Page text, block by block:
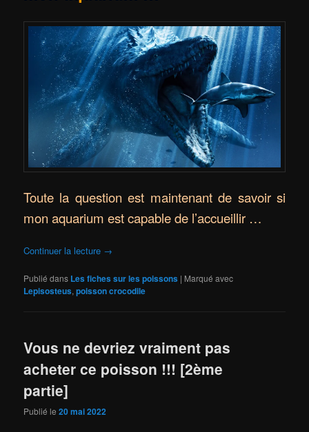
Toute la question est maintenant de savoir si
mon aquarium est capable de l’accueillir …
Continuer la lecture →
Publié dans Les fiches sur les poissons | Marqué avec
Lepisosteus,poisson crocodile
Vous ne devriez vraiment pas
acheter ce poisson !!! [2ème
partie]
Publié le20 mai 2022